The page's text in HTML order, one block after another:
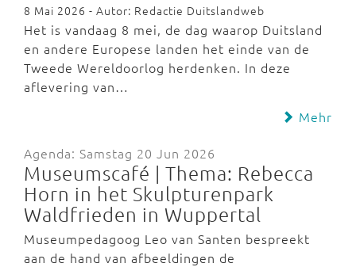
8 Mai 2026 - Autor: Redactie Duitslandweb
Het is vandaag 8 mei, de dag waarop Duitsland
en andere Europese landen het einde van de
Tweede Wereldoorlog herdenken. In deze
aflevering van…
Mehr
Agenda: Samstag 20 Jun 2026
Museumscafé | Thema: Rebecca
Horn in het Skulpturenpark
Waldfrieden in Wuppertal
Museumpedagoog Leo van Santen bespreekt
aan de hand van afbeeldingen de